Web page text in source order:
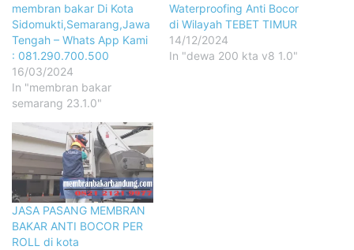
membran bakar Di Kota
Sidomukti,Semarang,Jawa
Tengah – Whats App Kami
: 081.290.700.500
16/03/2024
In "membran bakar
semarang 23.1.0"
Waterproofing Anti Bocor
di Wilayah TEBET TIMUR
14/12/2024
In "dewa 200 kta v8 1.0"
JASA PASANG MEMBRAN
BAKAR ANTI BOCOR PER
ROLL di kota